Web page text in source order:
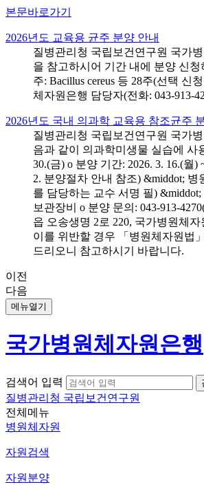
본문바로가기
2026년도 교육용 균주 분양 안내
질병관리청 국립보건연구원 국가
을 참고하시어 기간 내에 분양 신청
주: Bacillus cereus 등 28주(선택
체자원은행 담당자(전화: 043-913-
2026년도 국내 의과학 교육용 참조균주
질병관리청 국립보건연구원 국가
음과 같이 의과학미생물 실습에 사
30.(금) o 분양 기간: 2026. 3. 16.(
2. 분양절차 안내 참조) &middot;
를 담당하는 교수 서명 필)
보관장비 o 분양 문의: 043-913-
읍 오송생명 2로 220, 국가병원체
이를 위반할 경우 「병원체자원법
드리오니 참고하시기 바랍니다.
이전
다음
메뉴열기
국가병원체자원은행
검색어 입력
질병관리청 국립보건연구원
전체메뉴
병원체자원
자원검색
자원분양